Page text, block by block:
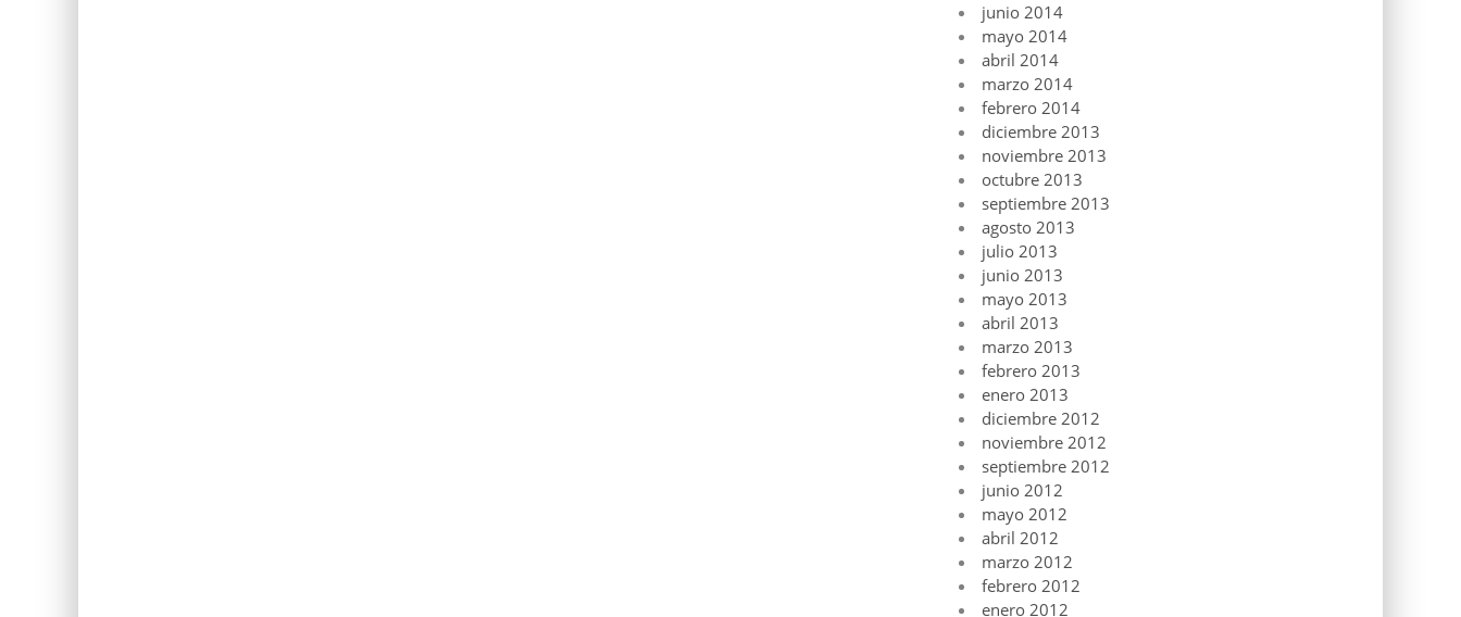
junio 2014
mayo 2014
abril 2014
marzo 2014
febrero 2014
diciembre 2013
noviembre 2013
octubre 2013
septiembre 2013
agosto 2013
julio 2013
junio 2013
mayo 2013
abril 2013
marzo 2013
febrero 2013
enero 2013
diciembre 2012
noviembre 2012
septiembre 2012
junio 2012
mayo 2012
abril 2012
marzo 2012
febrero 2012
enero 2012